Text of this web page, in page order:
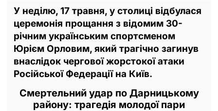
У неділю, 17 травня, у столиці відбулася
церемонія прощання з відомим 30-
річним українським спортсменом
Юрієм Орловим, який трагічно загинув
внаслідок чергової жорстокої атаки
Російської Федерації на Київ.
Смертельний удар по Дарницькому
району: трагедія молодої пари